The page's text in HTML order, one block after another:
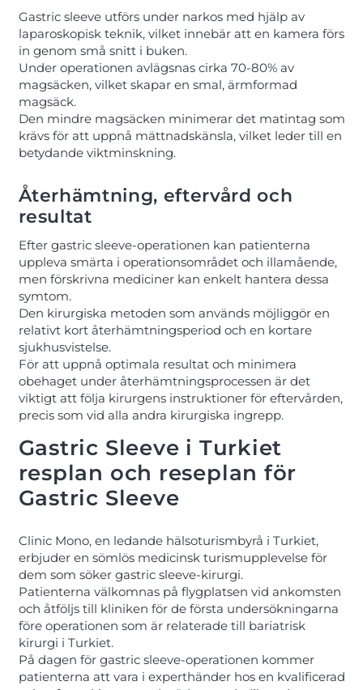
Gastric sleeve utförs under narkos med hjälp av
laparoskopisk teknik, vilket innebär att en kamera förs
in genom små snitt i buken.
Under operationen avlägsnas cirka 70-80% av
magsäcken, vilket skapar en smal, ärmformad
magsäck.
Den mindre magsäcken minimerar det matintag som
krävs för att uppnå mättnadskänsla, vilket leder till en
betydande viktminskning.
Återhämtning, eftervård och
resultat
Efter gastric sleeve-operationen kan patienterna
uppleva smärta i operationsområdet och illamående,
men förskrivna mediciner kan enkelt hantera dessa
symtom.
Den kirurgiska metoden som används möjliggör en
relativt kort återhämtningsperiod och en kortare
sjukhusvistelse.
För att uppnå optimala resultat och minimera
obehaget under återhämtningsprocessen är det
viktigt att följa kirurgens instruktioner för eftervården,
precis som vid alla andra kirurgiska ingrepp.
Gastric Sleeve i Turkiet
resplan och reseplan för
Gastric Sleeve
Clinic Mono, en ledande hälsoturismbyrå i Turkiet,
erbjuder en sömlös medicinsk turismupplevelse för
dem som söker gastric sleeve-kirurgi.
Patienterna välkomnas på flygplatsen vid ankomsten
och åtföljs till kliniken för de första undersökningarna
före operationen som är relaterade till bariatrisk
kirurgi i Turkiet.
På dagen för gastric sleeve-operationen kommer
patienterna att vara i experthänder hos en kvalificerad